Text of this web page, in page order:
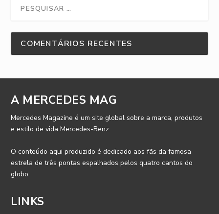
COMENTÁRIOS RECENTES
A MERCEDES MAG
Mercedes Magazine é um site global sobre a marca, produtos
e estilo de vida Mercedes-Benz.
O conteúdo aqui produzido é dedicado aos fãs da famosa
estrela de três pontas espalhados pelos quatro cantos do
globo.
LINKS